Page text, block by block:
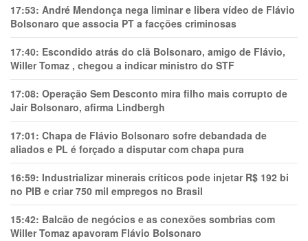
17:53: André Mendonça nega liminar e libera vídeo de Flávio
Bolsonaro que associa PT a facções criminosas
17:40: Escondido atrás do clã Bolsonaro, amigo de Flávio,
Willer Tomaz , chegou a indicar ministro do STF
17:08: Operação Sem Desconto mira filho mais corrupto de
Jair Bolsonaro, afirma Lindbergh
17:01: Chapa de Flávio Bolsonaro sofre debandada de
aliados e PL é forçado a disputar com chapa pura
16:59: Industrializar minerais críticos pode injetar R$ 192 bi
no PIB e criar 750 mil empregos no Brasil
15:42: Balcão de negócios e as conexões sombrias com
Willer Tomaz apavoram Flávio Bolsonaro